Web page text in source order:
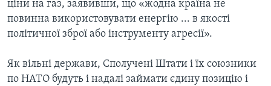
ціни на газ, заявивши, що «жодна країна не
повинна використовувати енергію ... в якості
політичної зброї або інструменту агресії».
Як вільні держави, Сполучені Штати і їх союзники
по НАТО будуть і надалі займати єдину позицію і